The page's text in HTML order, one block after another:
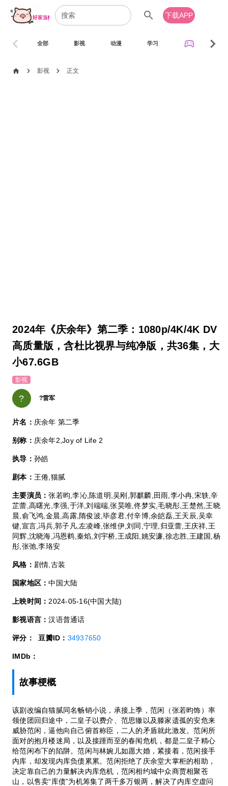
search 下载APP
全部 影视 动漫 学习 sports_esports
chevron_left chevron_right
home chevron_right 影视 chevron_right 正文
2024年《庆余年》第二季：1080p/4K/4K DV
高质量版，含杜比视界与纯净版，共36集，大
小67.6GB
影视
? ?雷军
片名： 庆余年 第二季
别称： 庆余年2,Joy of Life 2
执导： 孙皓
剧本： 王倦,猫腻
主要演员：张若昀,李沁,陈道明,吴刚,郭麒麟,田雨,李小冉,宋轶,辛
芷蕾,高曙光,李强,于洋,刘端端,张昊唯,佟梦实,毛晓彤,王楚然,王晓
晨,俞飞鸿,金晨,高露,隋俊波,毕彦君,付辛博,余皑磊,王天辰,吴幸
键,宣言,冯兵,郭子凡,左凌峰,张维伊,刘同,宁理,归亚蕾,王庆祥,王
同辉,沈晓海,冯恩鹤,秦焰,刘宇桥,王成阳,姚安濂,徐志胜,王建国,杨
彤,张弛,李珞安
风格： 剧情,古装
国家地区：中国大陆
上映时间： 2024-05-16(中国大陆)
影视语言：汉语普通话
评分： 豆瓣ID： 34937650
IMDb：
故事梗概
该剧改编自猫腻同名畅销小说，承接上季，范闲（张若昀饰）率
领使团回归途中，二皇子以费介、范思辙以及滕家遗孤的安危来
威胁范闲，逼他向自己俯首称臣，二人的矛盾就此激发。范闲所
面对的抱月楼迷局，以及接踵而至的春闱危机，都是二皇子精心
给范闲布下的陷阱。范闲与林婉儿如愿大婚，紧接着，范闲接手
内库，却发现内库负债累累。范闲拒绝了庆余堂大掌柜的相助，
决定靠自己的力量解决内库危机，范闲相约城中众商贾相聚苍
山，以售卖“库债”为机筹集了两千多万银两，解决了内库空虚问